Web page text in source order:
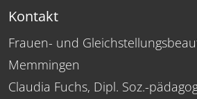
Kontakt
Frauen- und
Memmingen
Claudia Fuchs, Dipl. Soz.-